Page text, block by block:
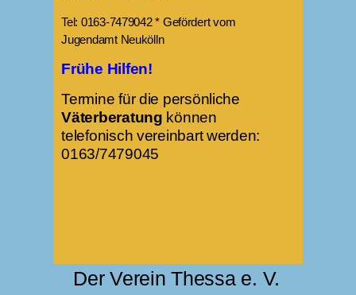
Tel: 0163-7479042 * Gefördert vom
Jugendamt Neukölln
Frühe Hilfen!
Termine für die persönliche
Väterberatung können
telefonisch vereinbart werden:
0163/7479045
Der Verein Thessa e. V.